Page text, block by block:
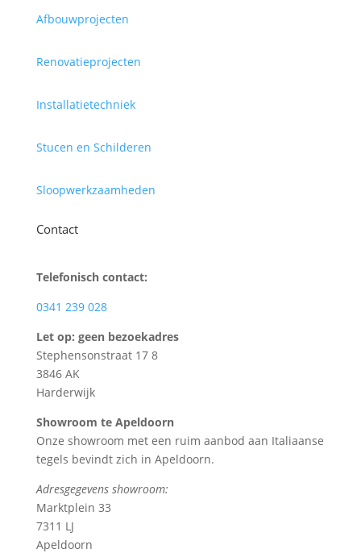
Afbouwprojecten
Renovatieprojecten
Installatietechniek
Stucen en Schilderen
Sloopwerkzaamheden
Contact
Telefonisch contact:
0341 239 028
Let op: geen bezoekadres
Stephensonstraat 17 8
3846 AK
Harderwijk
Showroom te Apeldoorn
Onze showroom met een ruim aanbod aan Italiaanse
tegels bevindt zich in Apeldoorn.
Adresgegevens showroom:
Marktplein 33
7311 LJ
Apeldoorn